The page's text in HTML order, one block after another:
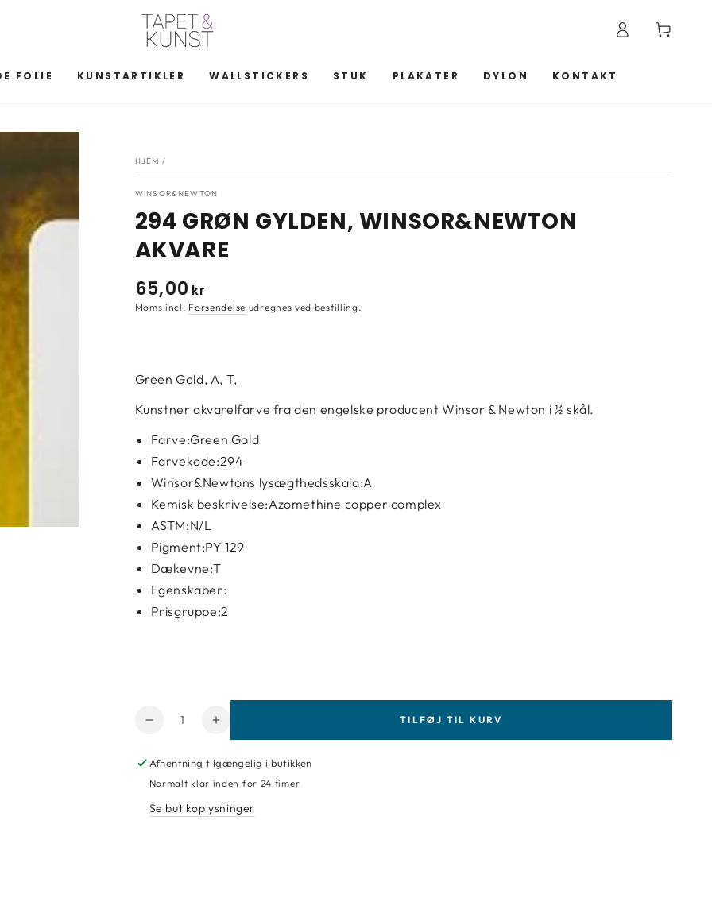
FOLIE KUNSTARTIKLER WALLSTICKERS STUK PLAKATER DYLON KONTAKT
Log
ind
Kurv
HJEM /
WINSOR&NEWTON
294 GRØN GYLDEN, WINSOR&NEWTON
AKVARE
Normal
pris
65,00 kr
Moms incl. Forsendelse udregnes ved bestilling.
Green Gold, A, T,
Kunstner akvarelfarve fra den engelske producent Winsor & Newton i ½ skål.
Farve:Green Gold
Farvekode:294
Winsor&Newtons lysægthedsskala:A
Kemisk beskrivelse:Azomethine copper complex
ASTM:N/L
Pigment:PY 129
Dækevne:T
Egenskaber:
Prisgruppe:2
Antal
Reducer
for
294
Gylden,
Forøg
mængde
for
294
Gylden,
TILFØJ TIL KURV
Afhentning tilgængelig i butikken
Normalt klar inden for 24 timer
Se butikoplysninger